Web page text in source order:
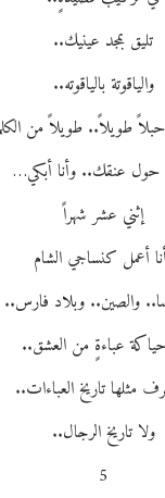
تليق بمجد عينيك..
والياقوتة بالياقوته..
طويلاً.. طويلاً من
حول عنقك.. وأنا أبكي…
إثني عشر شهراً
أعمل كنساجي الشام
والصين.. وبلاد فارس..
عباءةٍ من العشق..
مثلها تاريخ العباءات..
ولا تاريخ الرجال..
5